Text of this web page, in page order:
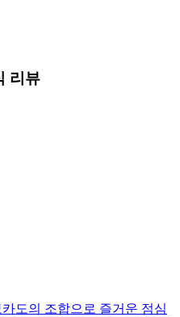
리뷰
도의 조합으로 즐거운 점심